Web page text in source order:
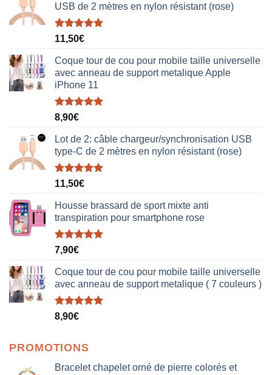
USB de 2 mètres en nylon résistant (rose)
Note5.00
11,50€
Coque tour de cou pour mobile taille universelle
avec anneau de support metalique Apple
iPhone 11
Note5.00
8,90€
Lot de 2: câble chargeur/synchronisation USB
type-C de 2 mètres en nylon résistant (rose)
Note5.00
11,50€
Housse brassard de sport mixte anti
transpiration pour smartphone rose
Note5.00
7,90€
Coque tour de cou pour mobile taille universelle
avec anneau de support metalique ( 7 couleurs )
Note5.00
8,90€
PROMOTIONS
Bracelet chapelet orné de pierre colorés et